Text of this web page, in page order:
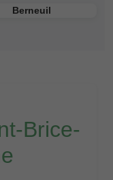
Berneuil
Brice-